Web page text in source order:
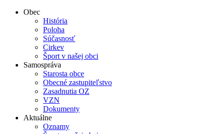
Obec
História
Poloha
Súčasnosť
Cirkev
Šport v našej obci
Samospráva
Starosta obce
Obecné zastupiteľstvo
Zasadnutia OZ
VZN
Dokumenty
Aktuálne
Oznamy